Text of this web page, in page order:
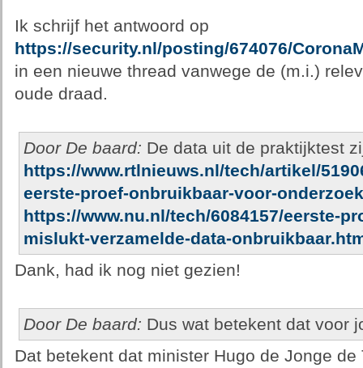
Ik schrijf het antwoord op
https://security.nl/posting/674076/
in een nieuwe thread vanwege de (m.i.)
oude draad.
Door De baard: De data uit de praktijktest
https://www.rtlnieuws.nl/tech/artikel/
eerste-proef-onbruikbaar-voor-onderzoek
https://www.nu.nl/tech/6084157/eerste-
mislukt-verzamelde-data-
Dank, had ik nog niet gezien!
Door De baard: Dus wat betekent dat voor
Dat betekent dat minister Hugo de Jonge